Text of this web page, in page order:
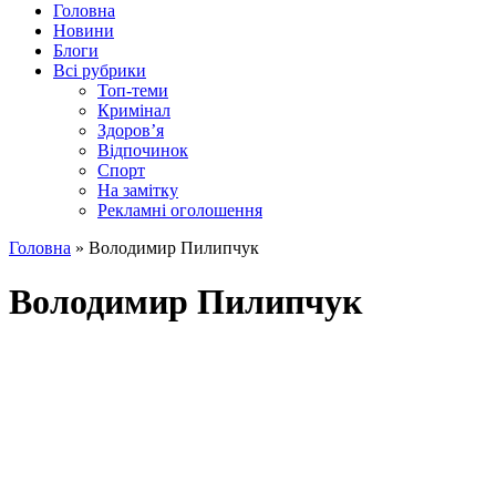
Головна
Новини
Блоги
Всі рубрики
Топ-теми
Кримінал
Здоров’я
Відпочинок
Спорт
На замітку
Рекламні оголошення
Головна » Володимир Пилипчук
Володимир Пилипчук